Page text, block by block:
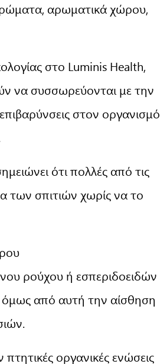
αρωματικά χώρου,
στο Luminis Health,
να συσσωρεύονται με την
στον οργανισμό
ότι πολλές από τις
των σπιτιών χωρίς να το
ρούχου ή εσπεριδοειδών
από αυτή την αίσθηση
οργανικές ενώσεις